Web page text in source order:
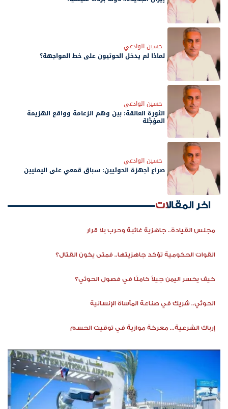
حسين الوادعي
لماذا لم يدخل الحوثيون على خط المواجهة؟
حسين الوادعي
الثورة العالقة: بين وهم الزعامة وواقع الهزيمة
المؤجَّلة
حسين الوادعي
صراع أجهزة الحوثيين: سباق قمعي على اليمنيين
اخر المقالات
مجلس القيادة.. جاهزية غائبة وحرب بلا قرار
القوات الحكومية تؤكد جاهزيتها.. فمتى يكون القتال؟
كيف يخسر اليمن جيلاً كاملًا في فصول الحوثي؟
الحوثي.. شريك في صناعة المأساة الإنسانية
إرباك الشرعية... معركة موازية في توقيت الحسم